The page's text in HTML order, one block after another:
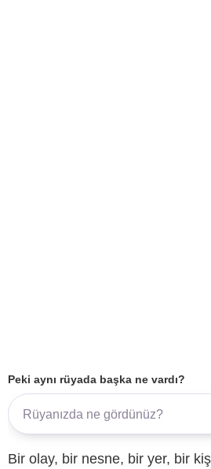
Peki aynı rüyada başka ne vardı?
Bir olay, bir nesne, bir yer, bir